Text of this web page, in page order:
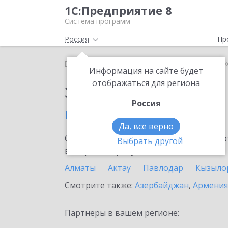
1С:Предприятие 8
Система программ
Россия
Информация на сайте будет
отображаться для региона
Россия
Да, все верно
Выбрать другой
Главная 1С-ЭТП в
Заказать 1С-ЭТП
в Казахстане
Ознакомьтесь с информационными
внедрение продукта.
Алматы
Актау Павлодар
Смотрите также: Азербайджан, Армения
Партнеры в вашем регионе: